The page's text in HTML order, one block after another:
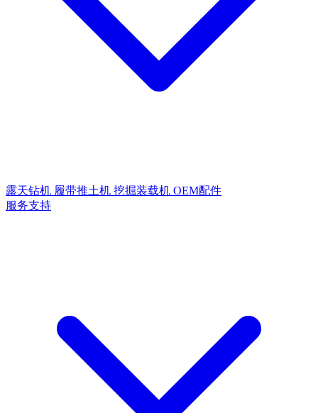
露天钻机 履带推土机 挖掘装载机 OEM配件
服务支持